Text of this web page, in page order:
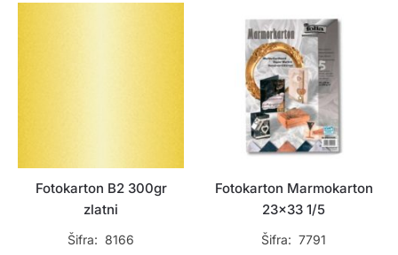
Fotokarton B2 300gr
zlatni
Šifra: 8166
Fotokarton Marmokarton
23×33 1/5
Šifra: 7791